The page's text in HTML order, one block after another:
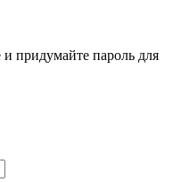
придумайте пароль для